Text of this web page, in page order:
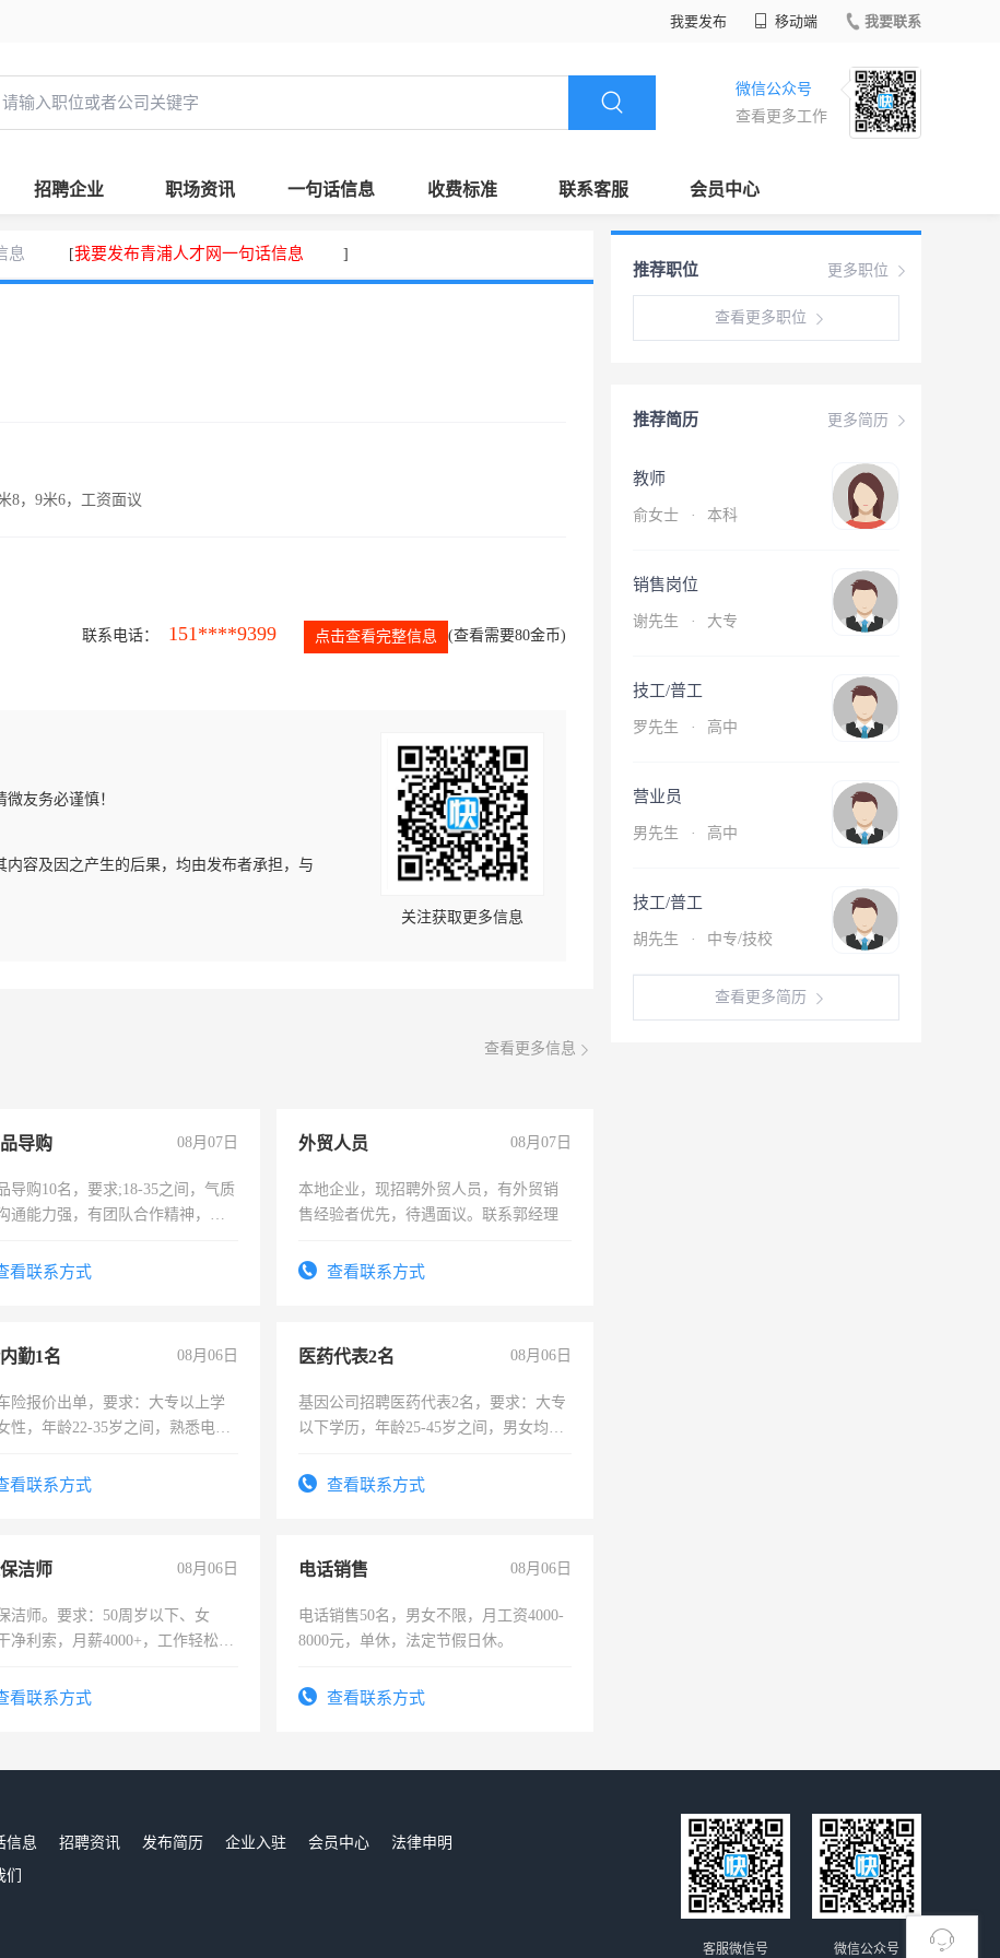
我要发布 移动端 我要联系
微信公众号
查看更多工作
招聘企业 职场资讯 一句话信息 收费标准 联系客服 会员中心
息 [我要发布青浦人才网一句话信息 ]
8，9米6，工资面议
联系电话： 151****9399 点击查看完整信息 (查看需要80金币)
友务必谨慎！
容及因之产生的后果，均由发布者承担，与
关注获取更多信息
查看更多信息
导购 08月07日
导购10名，要求;18-35之间，气质
通能力强，有团队合作精神，有
看联系方式
外贸人员 08月07日
本地企业，现招聘外贸人员，有外贸销
售经验者优先，待遇面议。联系郭经理
查看联系方式
勤1名 08月06日
险报价出单，要求：大专以上学
性，年龄22-35岁之间，熟悉电脑
1-3个月，转正后交纳五险，
看联系方式
医药代表2名 08月06日
基因公司招聘医药代表2名，要求：大专
以下学历，年龄25-45岁之间，男女均
表或者有医学资质的优先，底薪+绩效，
查看联系方式
洁师 08月06日
洁师。要求：50周岁以下、女
净利索，月薪4000+，工作轻松，
。
看联系方式
电话销售 08月06日
电话销售50名，男女不限，月工资4000-
8000元，单休，法定节假日休。
查看联系方式
更多职位
推荐职位
查看更多职位
更多简历
推荐简历
教师
俞女士 · 本科
销售岗位
谢先生 · 大专
技工/普工
罗先生 · 高中
营业员
男先生 · 高中
技工/普工
胡先生 · 中专/技校
查看更多简历
信息 招聘资讯 发布简历 企业入驻 会员中心
法律申明
微信公众号
客服微信号